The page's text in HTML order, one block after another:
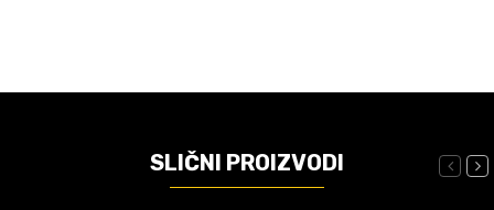
SLIČNI PROIZVODI